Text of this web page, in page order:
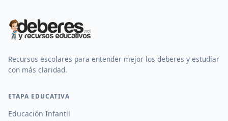
Recursos escolares para entender mejor los deberes y estudiar
con más claridad.
ETAPA EDUCATIVA
Educación Infantil